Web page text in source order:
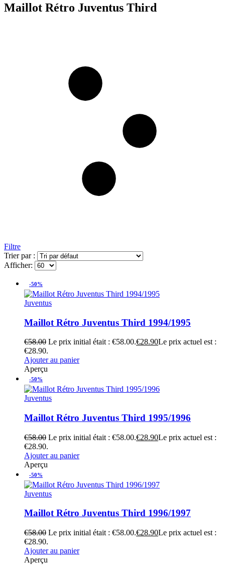
Maillot Rétro Juventus Third
Filtre
Trier par :
Afficher:
-50%
Juventus
Maillot Rétro Juventus Third 1994/1995
€58.00 Le prix initial était : €58.00.€28.90Le prix actuel est :
€28.90.
Ajouter au panier
Aperçu
-50%
Juventus
Maillot Rétro Juventus Third 1995/1996
€58.00 Le prix initial était : €58.00.€28.90Le prix actuel est :
€28.90.
Ajouter au panier
Aperçu
-50%
Juventus
Maillot Rétro Juventus Third 1996/1997
€58.00 Le prix initial était : €58.00.€28.90Le prix actuel est :
€28.90.
Ajouter au panier
Aperçu